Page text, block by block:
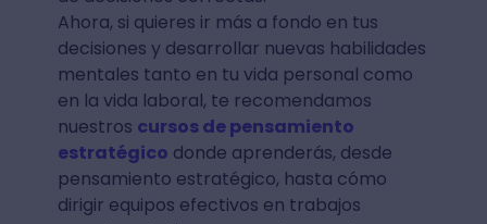
Ahora, si quieres ir más a fondo en tus
decisiones y desarrollar nuevas habilidades
mentales tanto en tu vida personal como
en la vida laboral, te recomendamos
nuestros cursos de pensamiento
estratégico donde aprenderás, desde
pensamiento estratégico, hasta cómo
dirigir equipos efectivos en trabajos